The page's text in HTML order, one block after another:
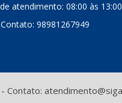
atendimento: 08:00 às 13:00
Contato: 98981267949
Contato: